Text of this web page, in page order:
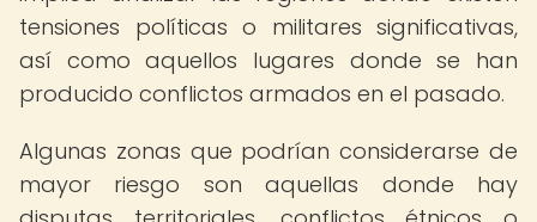
tensiones políticas o militares significativas,
así como aquellos lugares donde se han
producido conflictos armados en el pasado.
Algunas zonas que podrían considerarse de
mayor riesgo son aquellas donde hay